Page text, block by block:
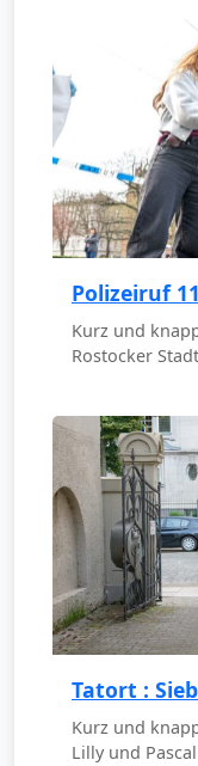
Polizeiruf
Kurz und
Rostocker
Tatort :
Kurz und
Lilly und